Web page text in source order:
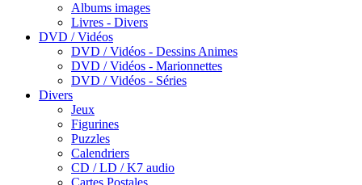
Albums images
Livres - Divers
DVD / Vidéos
DVD / Vidéos - Dessins Animes
DVD / Vidéos - Marionnettes
DVD / Vidéos - Séries
Divers
Jeux
Figurines
Puzzles
Calendriers
CD / LD / K7 audio
Cartes Postales